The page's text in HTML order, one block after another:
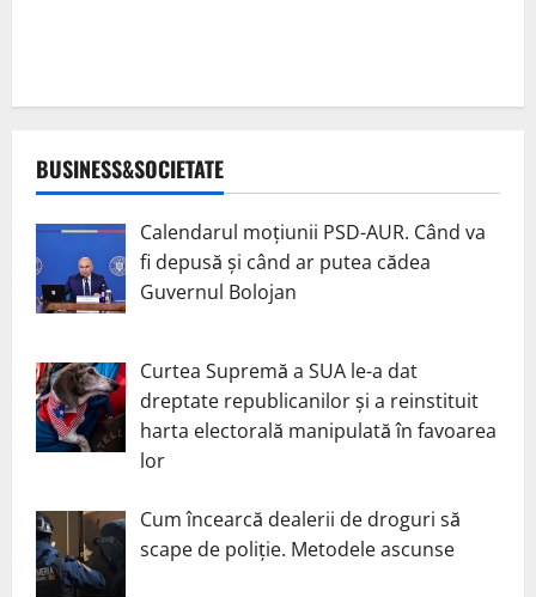
BUSINESS&SOCIETATE
Calendarul moțiunii PSD-AUR. Când va
fi depusă și când ar putea cădea
Guvernul Bolojan
Curtea Supremă a SUA le-a dat
dreptate republicanilor și a reinstituit
harta electorală manipulată în favoarea
lor
Cum încearcă dealerii de droguri să
scape de poliție. Metodele ascunse